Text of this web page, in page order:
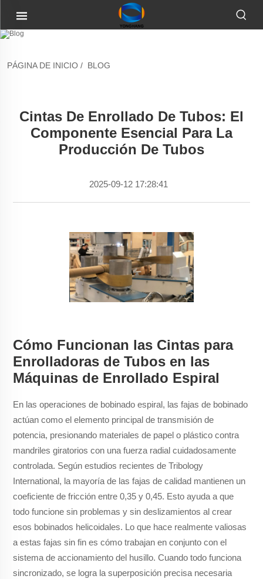
PÁGINA DE INICIO / BLOG
Cintas De Enrollado De Tubos: El
Componente Esencial Para La
Producción De Tubos
2025-09-12 17:28:41
Cómo Funcionan las Cintas para
Enrolladoras de Tubos en las
Máquinas de Enrollado Espiral
En las operaciones de bobinado espiral, las fajas de bobinado
actúan como el elemento principal de transmisión de
potencia, presionando materiales de papel o plástico contra
mandriles giratorios con una fuerza radial cuidadosamente
controlada. Según estudios recientes de Tribology
International, la mayoría de las fajas de calidad mantienen un
coeficiente de fricción entre 0,35 y 0,45. Esto ayuda a que
todo funcione sin problemas y sin deslizamientos al crear
esos bobinados helicoidales. Lo que hace realmente valiosas
a estas fajas sin fin es cómo trabajan en conjunto con el
sistema de accionamiento del husillo. Cuando todo funciona
sincronizado, se logra la superposición precisa necesaria